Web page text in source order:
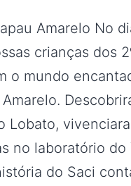
Amarelo No
crianças dos
o mundo
Lobato,
no laboratório do
do Saci